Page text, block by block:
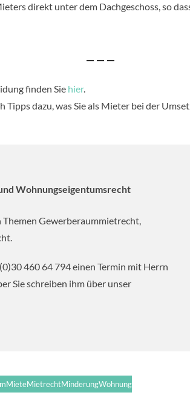
direkt unter dem Dachgeschoss, so
– – –
finden Sie hier.
Tipps dazu, was Sie als Mieter bei der
Wohnungseigentumsrecht
Gewerberaummietrecht,
460 64 794 einen Termin mit Herrn
Sie schreiben ihm über unser
MieteMietrechtMinderungWohnung